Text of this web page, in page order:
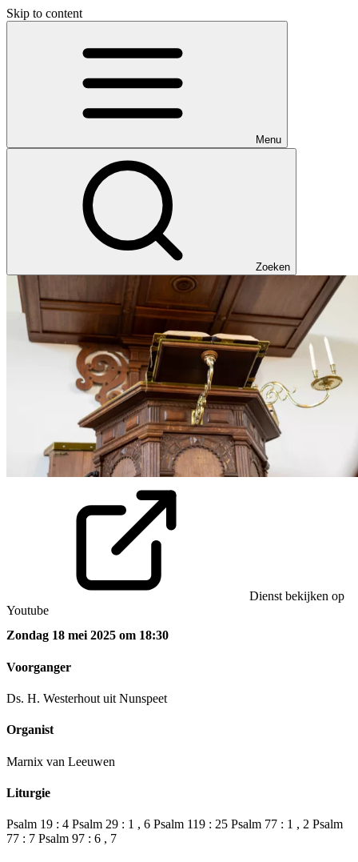
Skip to content
Menu
Zoeken
Dienst bekijken op
Youtube
Zondag 18 mei 2025 om 18:30
Voorganger
Ds. H. Westerhout uit Nunspeet
Organist
Marnix van Leeuwen
Liturgie
Psalm 19 : 4 Psalm 29 : 1 , 6 Psalm 119 : 25 Psalm 77 : 1 , 2 Psalm
77 : 7 Psalm 97 : 6 , 7